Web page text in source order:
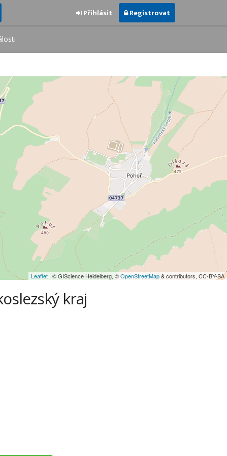
Přihlásit Registrovat
Leaflet | © GIScience Heidelberg, ©OpenStreetMap& contributors, CC-BY-SA
kraj